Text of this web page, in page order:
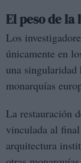
El peso de la
Los
únicamente en
una singularidad
monarquías
La restauración
vinculada al
arquitectura